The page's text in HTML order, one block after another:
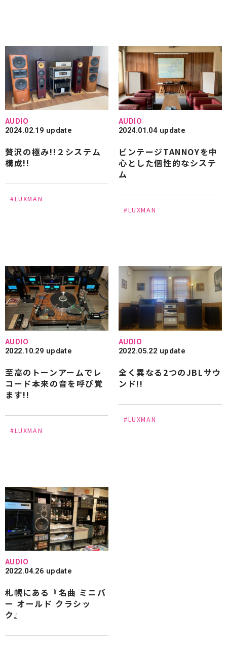
#STROMTANK #STUDER #TAD #TAOC
#TANNOY #TEAC #Technics #Triode
#THORENS #Victor #WADIA #Wireworld
#WELLFLOAT #Wilson Benesch
#山本音響工芸
#ホームシアター #キクチ科学研究所
すべて
AUDIO
2024.02.19 update
贅沢の極み!!２システム
構成!!
#LUXMAN
AUDIO
2024.01.04 update
ビンテージTANNOYを中
心とした個性的なシステ
ム
#LUXMAN
AUDIO
2022.10.29 update
至高のトーンアームでレ
コード本来の音を呼び覚
ます!!
#LUXMAN
AUDIO
2022.05.22 update
全く異なる2つのJBLサウ
ンド!!
#LUXMAN
AUDIO
2022.04.26 update
札幌にある『名曲 ミニバ
ー オールド クラシッ
ク』